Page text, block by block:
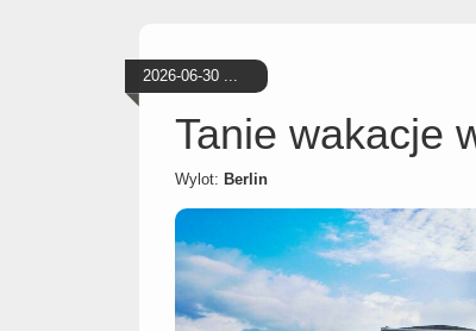
2026-06-30 ...
Tanie wakacje
Wylot: Berlin